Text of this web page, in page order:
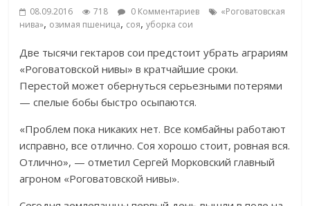
08.09.2016 718 0 Комментариев
«Роговатовская
нива», озимая пшеница, соя,уборка сои
Две тысячи гектаров сои предстоит убрать аграриям
«Роговатовской нивы» в кратчайшие сроки.
Перестой может обернуться серьезными потерями
— спелые бобы быстро осыпаются.
«Проблем пока никаких нет. Все комбайны работают
исправно, все отлично. Соя хорошо стоит, ровная вся.
Отлично», — отметил Сергей Морковский главный
агроном «Роговатовской нивы».